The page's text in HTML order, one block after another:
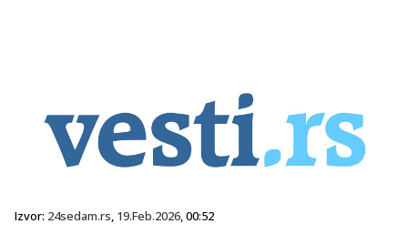
Izvor: 24sedam.rs, 19.Feb.2026, 00:52